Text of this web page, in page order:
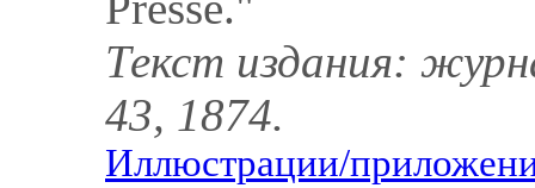
Текст издания:
43, 1874.
Иллюстрации/